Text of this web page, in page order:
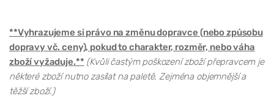
**Vyhrazujeme si právo na změnu dopravce (nebo způsobu
dopravy vč. ceny), pokud to charakter, rozměr, nebo váha
zboží vyžaduje.** (Kvůli častým poškození zboží přepravcem je
některé zboží nutno zasílat na paletě. Zejména objemnější a
těžší zboží.)